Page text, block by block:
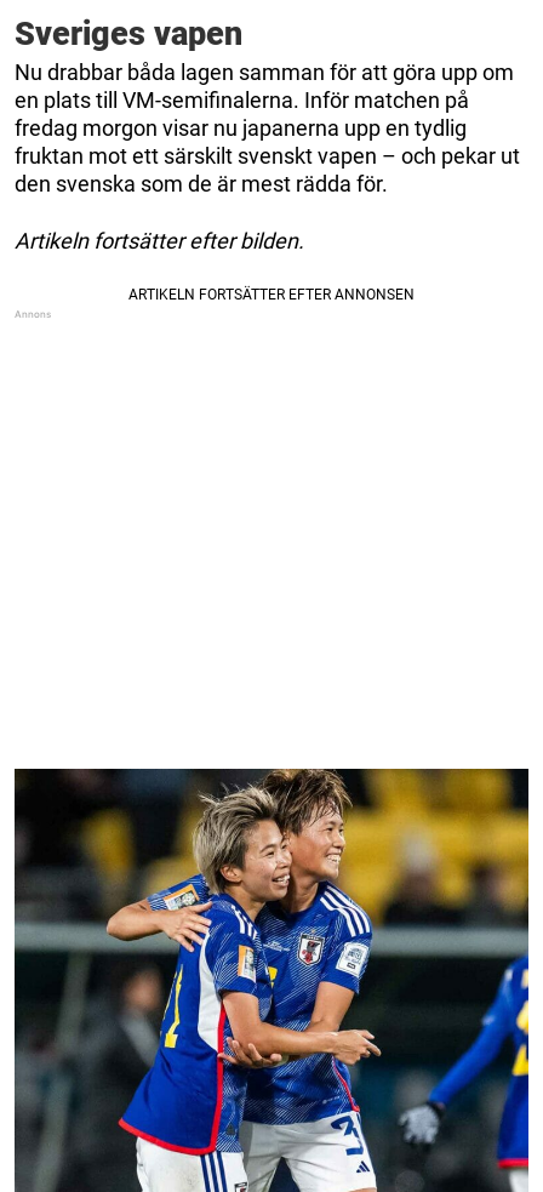
Sveriges vapen
Nu drabbar båda lagen samman för att göra upp om
en plats till VM-semifinalerna. Inför matchen på
fredag morgon visar nu japanerna upp en tydlig
fruktan mot ett särskilt svenskt vapen – och pekar ut
den svenska som de är mest rädda för.
Artikeln fortsätter efter bilden.